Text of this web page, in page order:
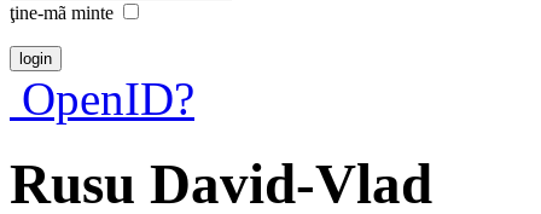
ţine-mã minte
OpenID?
Rusu David-Vlad